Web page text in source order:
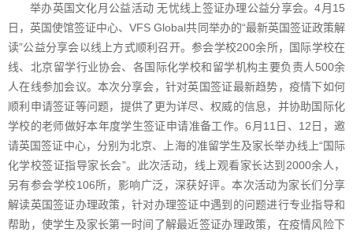
举办英国文化月公益活动 无忧线上签证办理公益分享会。4月15
日，英国使馆签证中心、VFS Global共同举办的“最新英国签证政策解
读”公益分享会以线上方式顺利召开。参会学校200余所，国际学校在
线、北京留学行业协会、各国际化学校和留学机构主要负责人500余
人在线参加会议。本次分享会，针对英国签证最新趋势，疫情下如何
顺利申请签证等问题，提供了更为详尽、权威的信息，并协助国际化
学校的老师做好本年度学生签证申请准备工作。6月11日、12日，邀
请英国签证中心，分别为北京、上海的准留学生及家长举办线上“国际
化学校签证指导家长会”。此次活动，线上观看家长达到2000余人，
另有参会学校106所，影响广泛，深获好评。本次活动为家长们分享
解读英国签证办理政策，针对办理签证中遇到的问题进行专业指导和
帮助，使学生及家长第一时间了解最近签证办理政策，在疫情风险下